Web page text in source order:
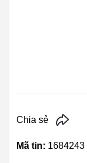
Chia sẻ
Mã tin: 1684243